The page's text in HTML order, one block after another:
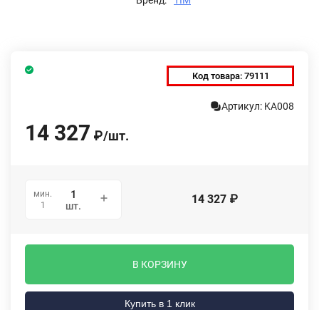
Код товара: 79111
Артикул: KA008
14 327 ₽/шт.
мин.
1
шт. 14 327 ₽
В КОРЗИНУ
Купить в 1 клик